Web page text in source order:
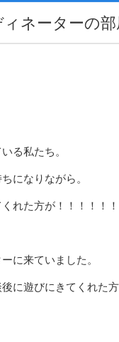
ィネーターの部
る私たち。
になりながら。
れた方が！！！！！！
に来ていました。
に遊びにきてくれた方